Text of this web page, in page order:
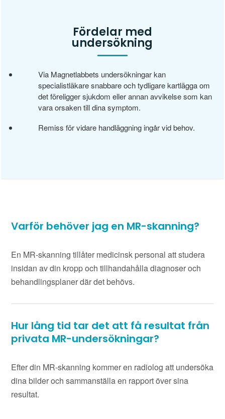
Fördelar med
undersökning
Via Magnetlabbets undersökningar kan
specialistläkare snabbare och tydligare kartlägga om
det föreligger sjukdom eller annan avvikelse som kan
vara orsaken till dina symptom.
Remiss för vidare handläggning ingår vid behov.
Varför behöver jag en MR-skanning?
En MR-skanning tillåter medicinsk personal att studera
insidan av din kropp och tillhandahålla diagnoser och
behandlingsplaner där det behövs.
Hur lång tid tar det att få resultat från
privata MR-undersökningar?
Efter din MR-skanning kommer en radiolog att undersöka
dina bilder och sammanställa en rapport över sina
resultat.